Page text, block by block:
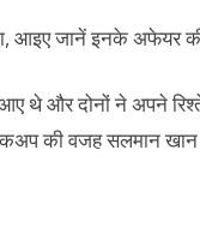
थे और दोनों ने अपने रिश्ते
की वजह सलमान खान